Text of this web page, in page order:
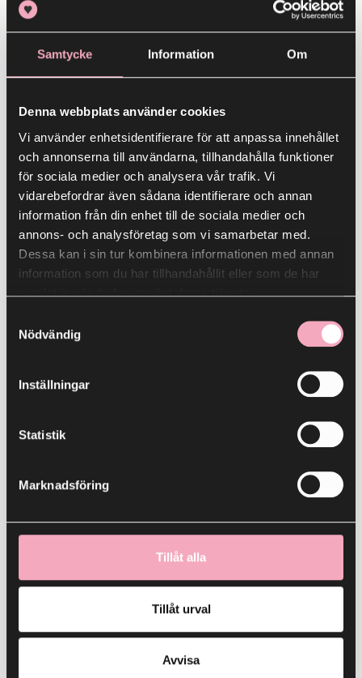
Samtycke Information Om
Denna webbplats använder cookies
Vi använder enhetsidentifierare för att anpassa innehållet
och annonserna till användarna, tillhandahålla funktioner
för sociala medier och analysera vår trafik. Vi
vidarebefordrar även sådana identifierare och annan
information från din enhet till de sociala medier och
annons- och analysföretag som vi samarbetar med.
Dessa kan i sin tur kombinera informationen med annan
information som du har tillhandahållit eller som de har
samlat in när du har använt deras tjänster.
Nödvändig
Inställningar
Statistik
Marknadsföring
Tillåt alla
Tillåt urval
Avvisa
Sommarhäftet 2026
28
Beyond Retro
25
Innerstan